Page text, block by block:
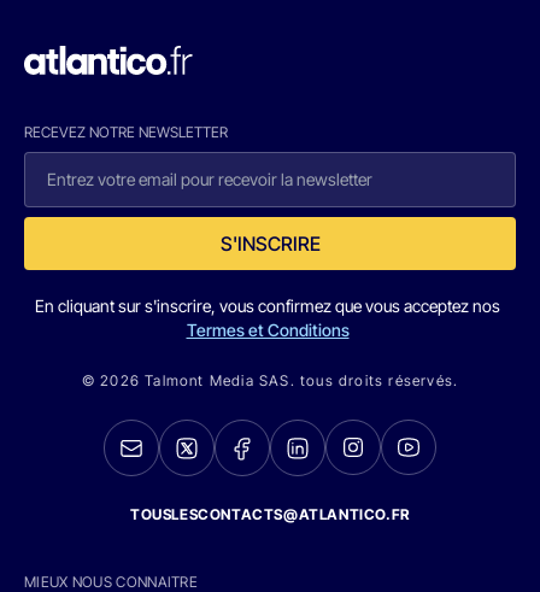
RECEVEZ NOTRE NEWSLETTER
S'INSCRIRE
En cliquant sur s'inscrire, vous confirmez que vous acceptez nos
Termes et Conditions
© 2026 Talmont Media SAS. tous droits réservés.
TOUSLESCONTACTS@ATLANTICO.FR
MIEUX NOUS CONNAITRE